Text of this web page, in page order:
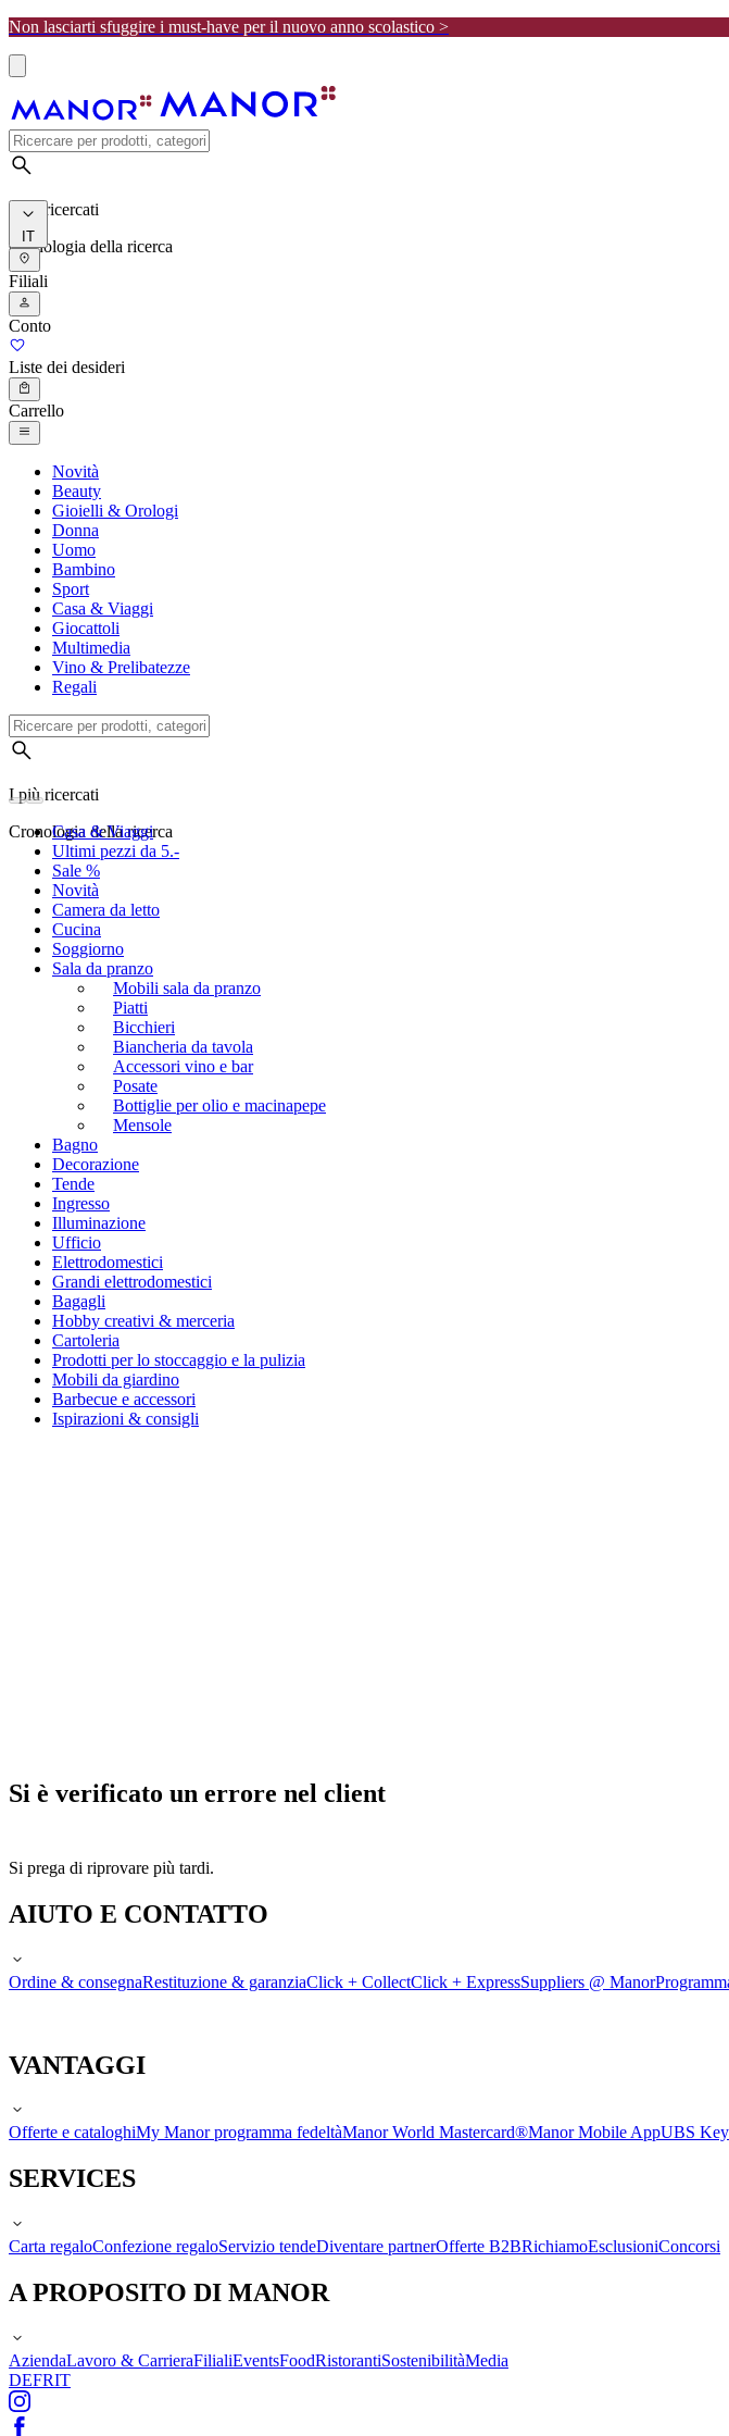
Non lasciarti sfuggire i must-have per il nuovo anno scolastico >
I più ricercati
Cronologia della ricerca
IT
Filiali
Conto
Liste dei desideri
Carrello
Novità
Beauty
Gioielli & Orologi
Donna
Uomo
Bambino
Sport
Casa & Viaggi
Giocattoli
Multimedia
Vino & Prelibatezze
Regali
I più ricercati
Cronologia della ricerca
Casa & Viaggi
Ultimi pezzi da 5.-
Sale %
Novità
Camera da letto
Cucina
Soggiorno
Sala da pranzo
Mobili sala da pranzo
Piatti
Bicchieri
Biancheria da tavola
Accessori vino e bar
Posate
Bottiglie per olio e macinapepe
Mensole
Bagno
Decorazione
Tende
Ingresso
Illuminazione
Ufficio
Elettrodomestici
Grandi elettrodomestici
Bagagli
Hobby creativi & merceria
Cartoleria
Prodotti per lo stoccaggio e la pulizia
Mobili da giardino
Barbecue e accessori
Ispirazioni & consigli
Si è verificato un errore nel client
Si prega di riprovare più tardi.
AIUTO E CONTATTO
Ordine & consegnaRestituzione & garanziaClick + CollectClick + ExpressSuppliers @ Manor
VANTAGGI
Offerte e cataloghiMy Manor programma fedeltàManor World Mastercard®Manor Mobile AppUBS
SERVICES
Carta regaloConfezione regaloServizio tendeDiventare partnerOfferte B2BRichiamoEsclusioniConcorsi
A PROPOSITO DI MANOR
AziendaLavoro & CarrieraFilialiEventsFoodRistorantiSostenibilitàMedia
DEFRIT